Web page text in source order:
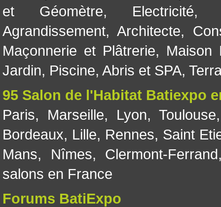
et Géomètre, Electricité
Agrandissement, Architecte,
Maçonnerie et Plâtrerie, Maison
Jardin, Piscine, Abris et SPA,
95 Salon de l'Habitat Batiexpo
Paris, Marseille, Lyon, Toulouse
Bordeaux, Lille, Rennes, Saint
Mans, Nîmes, Clermont-Ferrand
salons en France
Forums BatiExpo